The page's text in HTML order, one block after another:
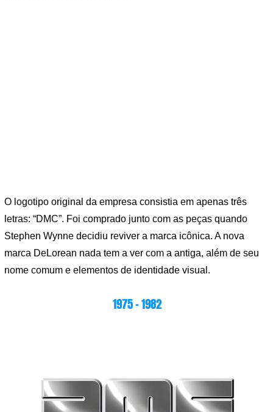
O logotipo original da empresa consistia em apenas três
letras: “DMC”. Foi comprado junto com as peças quando
Stephen Wynne decidiu reviver a marca icônica. A nova
marca DeLorean nada tem a ver com a antiga, além de seu
nome comum e elementos de identidade visual.
1975 – 1982